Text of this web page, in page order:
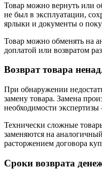
Товар можно вернуть или
не был в эксплуатации,
ярлыки и документы о
Товар можно обменять на
доплатой или возвратом
Возврат товара
При обнаружении
замену товара. Замена
необходимости
Технически сложные
заменяются на
расторжением договора
Сроки возврата